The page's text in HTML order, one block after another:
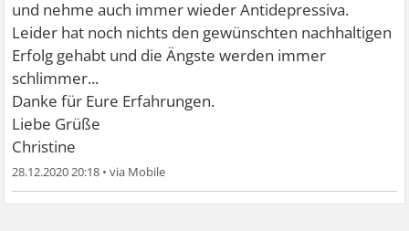
und nehme auch immer wieder Antidepressiva.
Leider hat noch nichts den gewünschten nachhaltigen
Erfolg gehabt und die Ängste werden immer
schlimmer...
Danke für Eure Erfahrungen.
Liebe Grüße
Christine
28.12.2020 20:18 •